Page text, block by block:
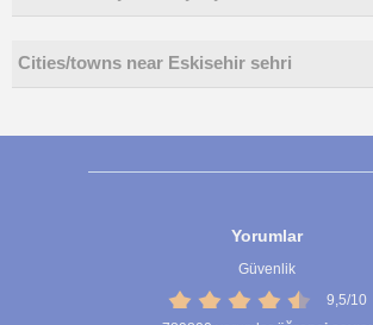
Cities/towns near Eskisehir sehri
Yorumlar
Güvenlik
9,5/10